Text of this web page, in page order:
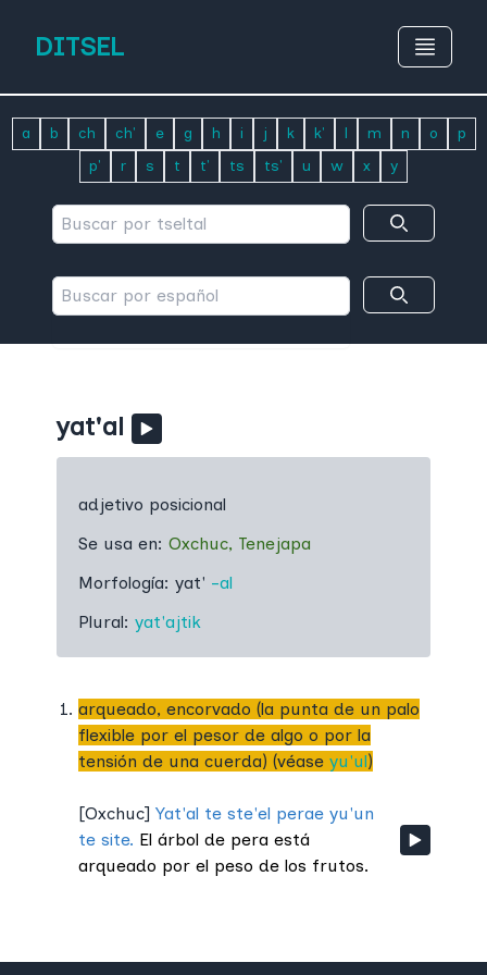
DITSEL
a b ch ch' e g h i j k k' l m n o
p
p'
r s t t' ts ts' u w x y
yat'al
adjetivo posicional
Se usa en: Oxchuc, Tenejapa
Morfología: yat' -al
Plural: yat'ajtik
arqueado, encorvado (la punta de un palo
flexible por el pesor de algo o por la
tensión de una cuerda) (véase yu'ul)
[Oxchuc] Yat'al te ste'el perae yu'un
te site. El árbol de pera está
arqueado por el peso de los frutos.